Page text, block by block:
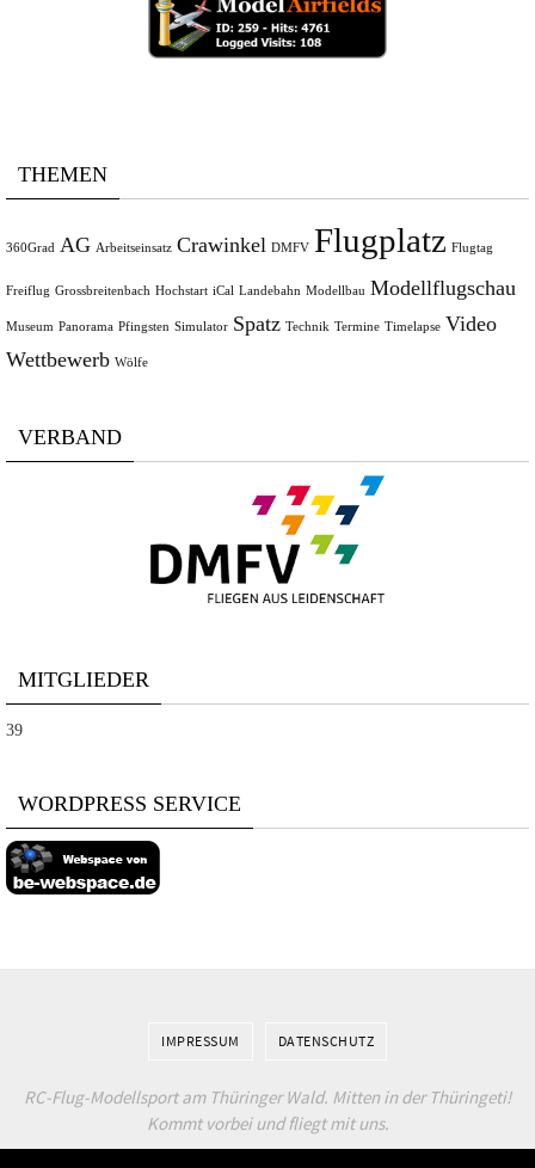
THEMEN
360Grad AG Arbeitseinsatz Crawinkel DMFV Flugplatz Flugtag
Freiflug Grossbreitenbach Hochstart iCal Landebahn Modellbau Modellflugschau
Museum Panorama Pfingsten Simulator Spatz Technik Termine Timelapse Video
Wettbewerb Wölfe
VERBAND
MITGLIEDER
39
WORDPRESS SERVICE
IMPRESSUM DATENSCHUTZ
RC-Flug-Modellsport am Thüringer Wald. Mitten in der Thüringeti!
Kommt vorbei und fliegt mit uns.